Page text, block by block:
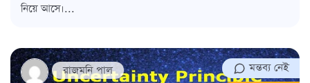
নিয়ে আসে।...
রাজমনি পাল
মন্তব্য নেই